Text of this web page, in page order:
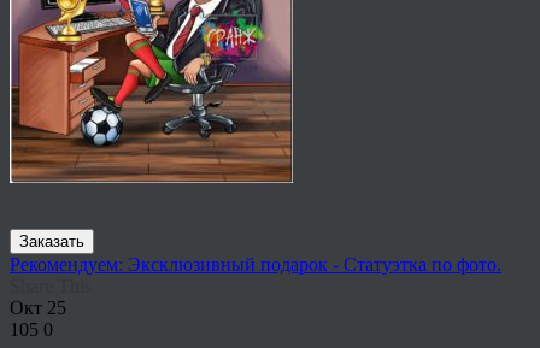
Заказать
Рекомендуем: Эксклюзивный подарок - Статуэтка по фото.
Окт 25
105 0